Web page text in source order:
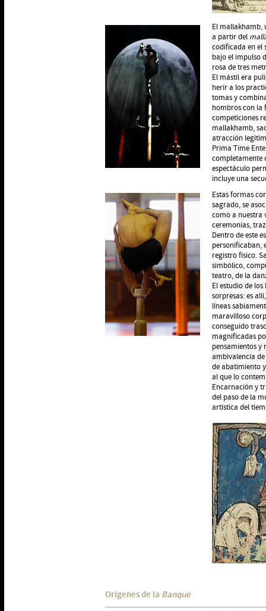
El mallakhamb,
a partir del
codificada en el
bajo el impulso
rosa de tres
El mástil era
herir a los
tomas y
hombros con la
competiciones
mallakhamb,
atracción
Prima Time
completamente
espectáculo
incluye una
Estas formas
sagrado, se
como a nuestra
ceremonias,
Dentro de este
personificaban,
registro físico.
simbólico,
teatro, de la
El estudio de
sorpresas: es
líneas
maravilloso
conseguido
magnificadas
pensamientos y
ambivalencia
de abatimiento
al que lo
Encarnación y
del paso de la
artística del
Orígenes de la Banque